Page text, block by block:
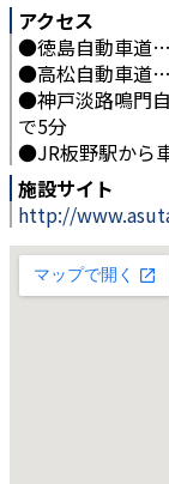
アクセス
●徳島自動車
●高松自動車
●神戸淡路鳴門
で5分
●JR板野駅から
施設サイト
http://